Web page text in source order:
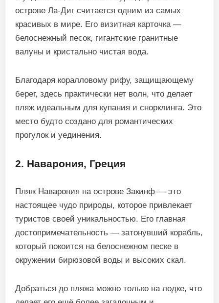
острове Ла-Диг считается одним из самых
красивых в мире. Его визитная карточка —
белоснежный песок, гигантские гранитные
валуны и кристально чистая вода.
Благодаря коралловому рифу, защищающему
берег, здесь практически нет волн, что делает
пляж идеальным для купания и снорклинга. Это
место будто создано для романтических
прогулок и уединения.
2. Наварония, Греция
Пляж Наварония на острове Закинф — это
настоящее чудо природы, которое привлекает
туристов своей уникальностью. Его главная
достопримечательность — затонувший корабль,
который покоится на белоснежном песке в
окружении бирюзовой воды и высоких скал.
Добраться до пляжа можно только на лодке, что